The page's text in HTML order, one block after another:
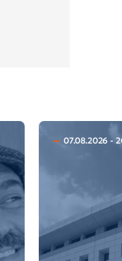
07.08.2026 -